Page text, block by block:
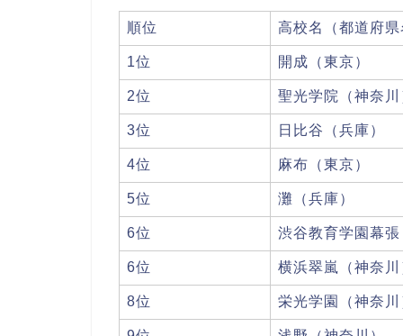
順位 高校名（都道府
1位 開成（東京）
2位 聖光学院（神奈川
3位 日比谷（兵庫）
4位 麻布（東京）
5位 灘（兵庫）
6位 渋谷教育学園幕
6位 横浜翠嵐（神奈川
8位 栄光学園（神奈川